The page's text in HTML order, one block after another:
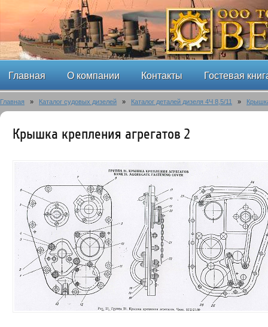
Главная О компании Контакты Гостевая
Главная » Каталог судовых дизелей » Каталог деталей дизеля 4Ч 8,5/11 »
Крышка крепления агрегатов 2